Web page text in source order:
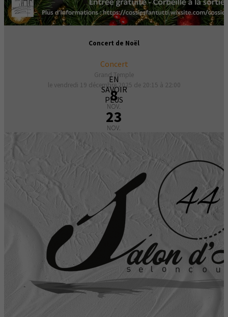
Concert de Noël
Concert
Grand Temple
le vendredi 19 décembre 2025 de 20:15 à 22:00
8
NOV.
23
NOV.
EN
SAVOIR
PLUS